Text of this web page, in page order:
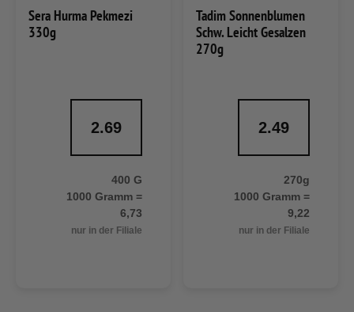
Sera Hurma Pekmezi
330g
2.69
400 G
1000 Gramm =
6,73
nur in der Filiale
Tadim Sonnenblumen
Schw. Leicht Gesalzen
270g
2.49
270g
1000 Gramm =
9,22
nur in der Filiale